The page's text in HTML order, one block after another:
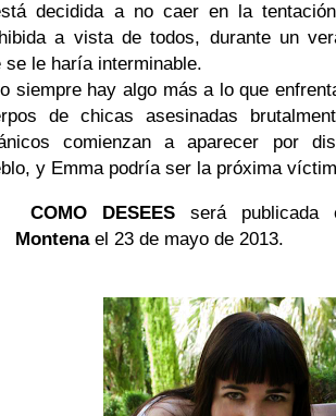
decidida a no caer en la
a vista de todos, durante un
se le haría interminable.
siempre hay algo más a lo que
de chicas asesinadas
comienzan a aparecer por
y Emma podría ser la próxima
COMO DESEES será publicada
Montenael 23 de mayo de 2013.